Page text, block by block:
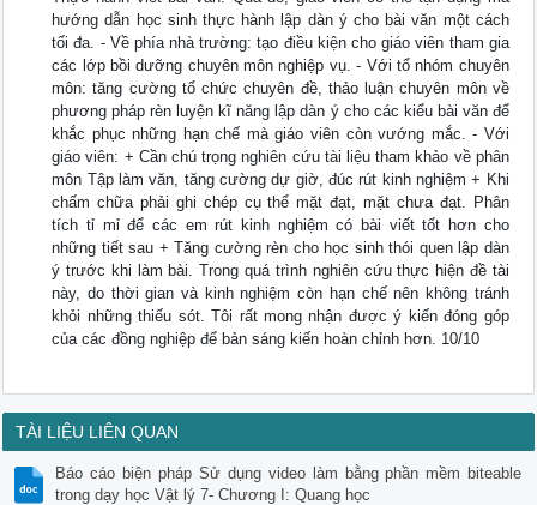
hướng dẫn học sinh thực hành lập dàn ý cho bài văn một cách
tối đa. - Về phía nhà trường: tạo điều kiện cho giáo viên tham gia
các lớp bồi dưỡng chuyên môn nghiệp vụ. - Với tổ nhóm chuyên
môn: tăng cường tổ chức chuyên đề, thảo luận chuyên môn về
phương pháp rèn luyện kĩ năng lập dàn ý cho các kiểu bài văn để
khắc phục những hạn chế mà giáo viên còn vướng mắc. - Với
giáo viên: + Cần chú trọng nghiên cứu tài liệu tham khảo về phân
môn Tập làm văn, tăng cường dự giờ, đúc rút kinh nghiệm + Khi
chấm chữa phải ghi chép cụ thể mặt đạt, mặt chưa đạt. Phân
tích tỉ mỉ để các em rút kinh nghiệm có bài viết tốt hơn cho
những tiết sau + Tăng cường rèn cho học sinh thói quen lập dàn
ý trước khi làm bài. Trong quá trình nghiên cứu thực hiện đề tài
này, do thời gian và kinh nghiệm còn hạn chế nên không tránh
khỏi những thiếu sót. Tôi rất mong nhận được ý kiến đóng góp
của các đồng nghiệp để bản sáng kiến hoàn chỉnh hơn. 10/10
TÀI LIỆU LIÊN QUAN
Báo cáo biện pháp Sử dụng video làm bằng phần mềm biteable
trong dạy học Vật lý 7- Chương I: Quang học